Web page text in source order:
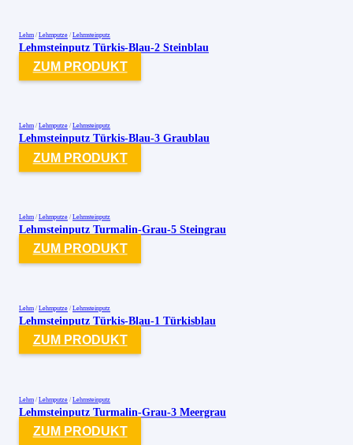
Lehm / Lehmputze / Lehmsteinputz
Lehmsteinputz Türkis-Blau-2 Steinblau
ZUM PRODUKT
Lehm / Lehmputze / Lehmsteinputz
Lehmsteinputz Türkis-Blau-3 Graublau
ZUM PRODUKT
Lehm / Lehmputze / Lehmsteinputz
Lehmsteinputz Turmalin-Grau-5 Steingrau
ZUM PRODUKT
Lehm / Lehmputze / Lehmsteinputz
Lehmsteinputz Türkis-Blau-1 Türkisblau
ZUM PRODUKT
Lehm / Lehmputze / Lehmsteinputz
Lehmsteinputz Turmalin-Grau-3 Meergrau
ZUM PRODUKT